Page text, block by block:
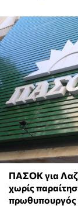
ΠΑΣΟΚ για
χωρίς
πρωθυπουργός